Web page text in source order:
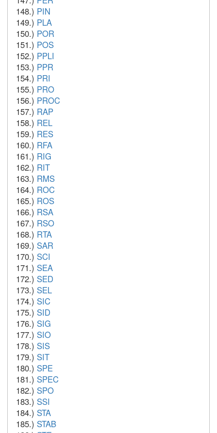
148.) PIN
149.) PLA
150.) POR
151.) POS
152.) PPLI
153.) PPR
154.) PRI
155.) PRO
156.) PROC
157.) RAP
158.) REL
159.) RES
160.) RFA
161.) RIG
162.) RIT
163.) RMS
164.) ROC
165.) ROS
166.) RSA
167.) RSO
168.) RTA
169.) SAR
170.) SCI
171.) SEA
172.) SED
173.) SEL
174.) SIC
175.) SID
176.) SIG
177.) SIO
178.) SIS
179.) SIT
180.) SPE
181.) SPEC
182.) SPO
183.) SSI
184.) STA
185.) STAB